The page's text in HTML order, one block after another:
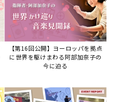
【第16回公開】ヨーロッパを拠点
に世界を駆けまわる阿部加奈子の
今に迫る